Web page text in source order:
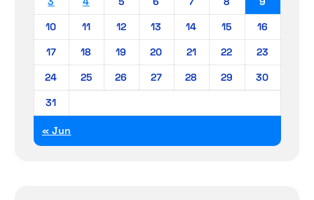
10
11 12 13 14 15
16
17
18 19 20 21 22
23
24
25 26 27 28 29
30
31
« Jun